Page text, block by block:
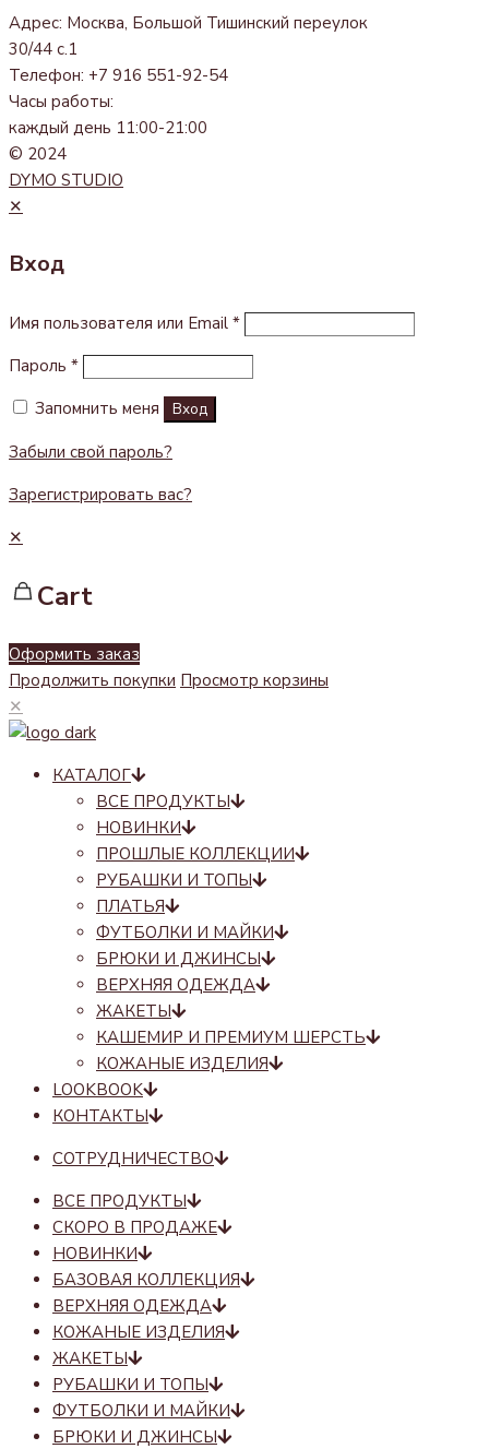
Адрес: Москва, Большой Тишинский переулок
30/44 с.1
Телефон: +7 916 551-92-54
Часы работы:
каждый день 11:00-21:00
© 2024
DYMO STUDIO
✕
Вход
Имя пользователя или Email *
Пароль *
Запомнить меня
Вход
Забыли свой пароль?
Зарегистрировать вас?
✕
Cart
Оформить заказ
Продолжить покупки Просмотр корзины
✕
КАТАЛОГ
ВСЕ ПРОДУКТЫ
НОВИНКИ
ПРОШЛЫЕ КОЛЛЕКЦИИ
РУБАШКИ И ТОПЫ
ПЛАТЬЯ
ФУТБОЛКИ И МАЙКИ
БРЮКИ И ДЖИНСЫ
ВЕРХНЯЯ ОДЕЖДА
ЖАКЕТЫ
КАШЕМИР И ПРЕМИУМ ШЕРСТЬ
КОЖАНЫЕ ИЗДЕЛИЯ
LOOKBOOK
КОНТАКТЫ
СОТРУДНИЧЕСТВО
ВСЕ ПРОДУКТЫ
СКОРО В ПРОДАЖЕ
НОВИНКИ
БАЗОВАЯ КОЛЛЕКЦИЯ
ВЕРХНЯЯ ОДЕЖДА
КОЖАНЫЕ ИЗДЕЛИЯ
ЖАКЕТЫ
РУБАШКИ И ТОПЫ
ФУТБОЛКИ И МАЙКИ
БРЮКИ И ДЖИНСЫ